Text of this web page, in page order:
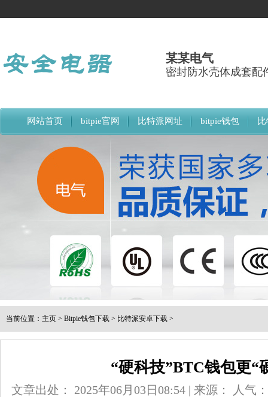
某某电气
密封防水壳体成套配
网站首页 bitpie官网 比特派网址 bitpie钱包
比特派下载网址
当前位置： 主页 > Bitpie钱包下载 > 比特派安卓下载 >
“硬科技”BTC钱包更“
文章出处： 2025年06月03日08:54 | 来源：
人气：